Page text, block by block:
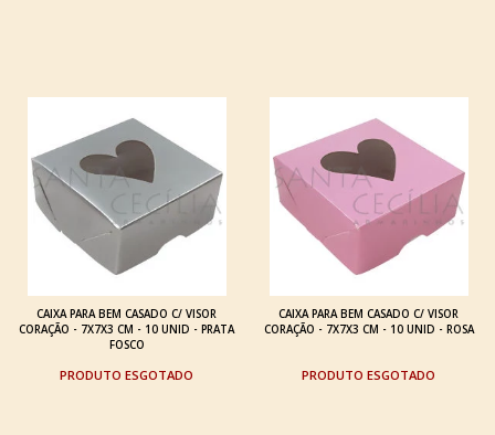
CAIXA PARA BEM CASADO C/ VISOR
CORAÇÃO - 7X7X3 CM - 10 UNID - PRATA
FOSCO
ESGOTADO
CAIXA PARA BEM CASADO C/ VISOR
CORAÇÃO - 7X7X3 CM - 10 UNID - ROSA
ESGOTADO